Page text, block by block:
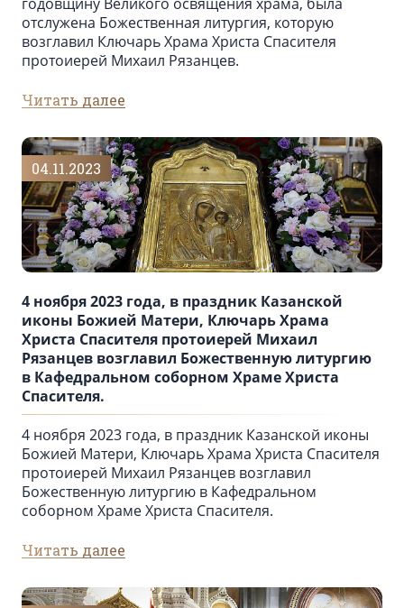
отслужена Божественная литургия, которую
возглавил Ключарь Храма Христа Спасителя
протоиерей Михаил Рязанцев.
Читать далее
04.11.2023
4 ноября 2023 года, в праздник Казанской
иконы Божией Матери, Ключарь Храма
Христа Спасителя протоиерей Михаил
Рязанцев возглавил Божественную литургию
в Кафедральном cоборном Храме Христа
Спасителя.
4 ноября 2023 года, в праздник Казанской иконы
Божией Матери, Ключарь Храма Христа Спасителя
протоиерей Михаил Рязанцев возглавил
Божественную литургию в Кафедральном
cоборном Храме Христа Спасителя.
Читать далее